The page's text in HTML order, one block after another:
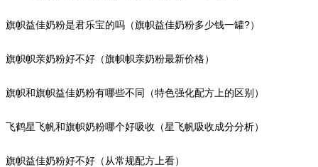
旗帜益佳奶粉是君乐宝的吗（旗帜益佳奶粉多少钱一罐?）
旗帜帜亲奶粉好不好（旗帜帜亲奶粉最新价格）
旗帜和旗帜益佳奶粉有哪些不同（特色强化配方上的区别）
飞鹤星飞帆和旗帜奶粉哪个好吸收（星飞帆吸收成分分析）
旗帜益佳奶粉好不好（从常规配方上看）